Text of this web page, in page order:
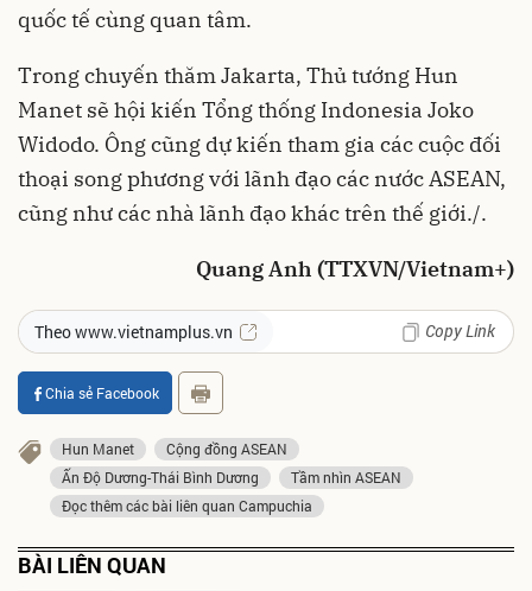
quốc tế cùng quan tâm.
Trong chuyến thăm Jakarta, Thủ tướng Hun
Manet sẽ hội kiến Tổng thống Indonesia Joko
Widodo. Ông cũng dự kiến tham gia các cuộc đối
thoại song phương với lãnh đạo các nước ASEAN,
cũng như các nhà lãnh đạo khác trên thế giới./.
Quang Anh (TTXVN/Vietnam+)
Theo www.vietnamplus.vn Copy Link
Chia sẻ Facebook
Hun Manet
Cộng đồng ASEAN
Ấn Độ Dương-Thái Bình Dương
Tầm nhìn ASEAN
Đọc thêm các bài liên quan Campuchia
BÀI LIÊN QUAN